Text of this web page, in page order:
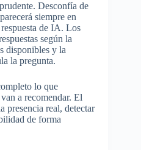
Desconfía de
siempre en
de IA. Los
según la
disponibles y la
la pregunta.
lo que
a recomendar. El
presencia real, detectar
de forma